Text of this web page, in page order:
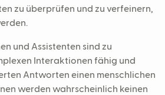
zu überprüfen und zu verfeinern,
und Assistenten sind zu
Interaktionen fähig und
Antworten einen menschlichen
werden wahrscheinlich keinen